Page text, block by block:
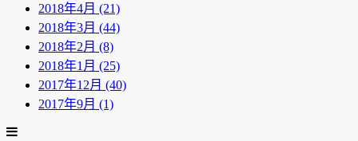
2018年4月 (21)
2018年3月 (44)
2018年2月 (8)
2018年1月 (25)
2017年12月 (40)
2017年9月 (1)